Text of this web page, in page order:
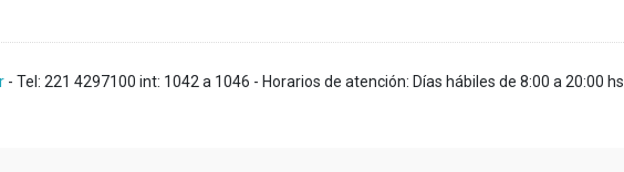
- Tel: 221 4297100 int: 1042 a 1046 - Horarios de atención: Días hábiles de 8:00 a 20:00 hs.